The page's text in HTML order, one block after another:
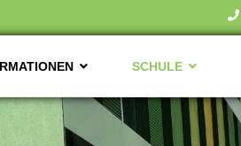
SCHULE